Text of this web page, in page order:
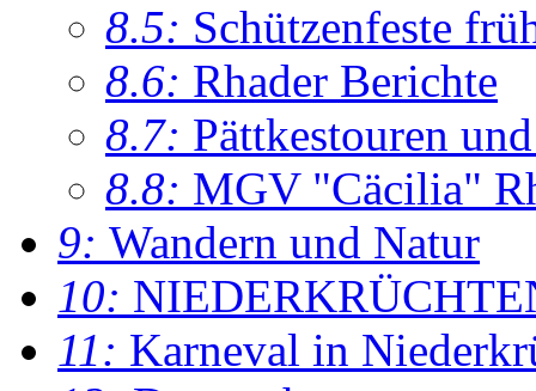
8.5: Schützenfeste
8.6: Rhader Berichte
8.7: Pättkestouren
8.8: MGV "Cäcilia"
9: Wandern und Natur
10:
11: Karneval in